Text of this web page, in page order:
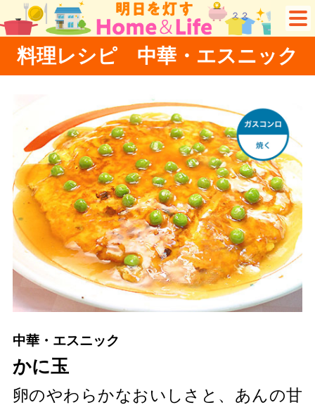
料理レシピ 中華・エスニック
中華・エスニック
かに玉
卵のやわらかなおいしさと、あんの甘